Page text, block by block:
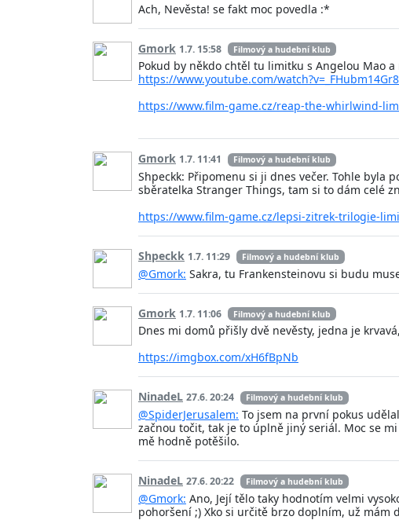
Ach, Nevěsta! se fakt moc povedla :*
Gmork 1.7. 15:58 Filmový a hudební klub
Pokud by někdo chtěl tu limitku s Angelou Mao
https://www.youtube.com/watch?v=_FHubm14Gr8
https://www.film-game.cz/reap-the-whirlwind-
Gmork 1.7. 11:41 Filmový a hudební klub
Shpeckk: Připomenu si ji dnes večer. Tohle byla
sběratelka Stranger Things, tam si to dám celé
https://www.film-game.cz/lepsi-zitrek-trilogie-
Shpeckk 1.7. 11:29 Filmový a hudební klub
@Gmork: Sakra, tu Frankensteinovu si budu
Gmork 1.7. 11:06 Filmový a hudební klub
Dnes mi domů přišly dvě nevěsty, jedna je
https://imgbox.com/xH6fBpNb
NinadeL 27.6. 20:24 Filmový a hudební klub
@SpiderJerusalem: To jsem na první pokus
začnou točit, tak je to úplně jiný seriál. Moc se
mě hodně potěšilo.
NinadeL 27.6. 20:22 Filmový a hudební klub
@Gmork: Ano, Její tělo taky hodnotím velmi
pohoršení ;) Xko si určitě brzo doplním, už mám